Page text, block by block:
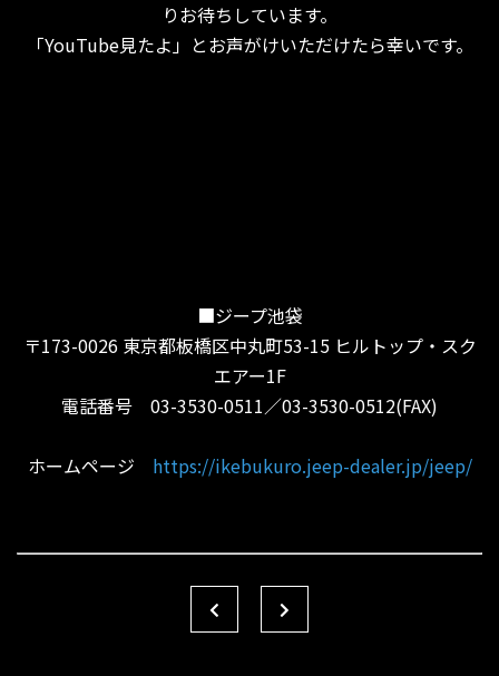
りお待ちしています。
「YouTube見たよ」とお声がけいただけたら幸いです。
■ジープ池袋
〒173-0026 東京都板橋区中丸町53-15 ヒルトップ・スク
エアー1F
電話番号 03-3530-0511／03-3530-0512(FAX)
ホームページ https://ikebukuro.jeep-dealer.jp/jeep/